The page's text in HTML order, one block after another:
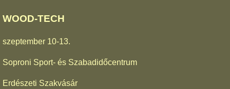
WOOD-TECH
szeptember 10-13.
Soproni Sport- és Szabadidőcentrum
Erdészeti Szakvásár